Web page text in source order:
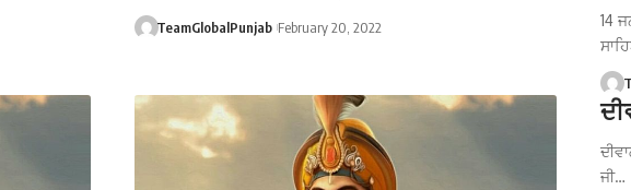
TeamGlobalPunjab February 20, 2022
14
ਜੀ…